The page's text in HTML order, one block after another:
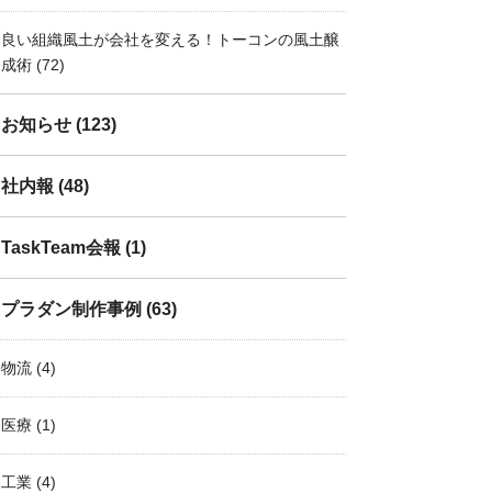
良い組織風土が会社を変える！トーコンの風土醸
成術 (72)
お知らせ (123)
社内報 (48)
TaskTeam会報 (1)
プラダン制作事例 (63)
物流 (4)
医療 (1)
工業 (4)